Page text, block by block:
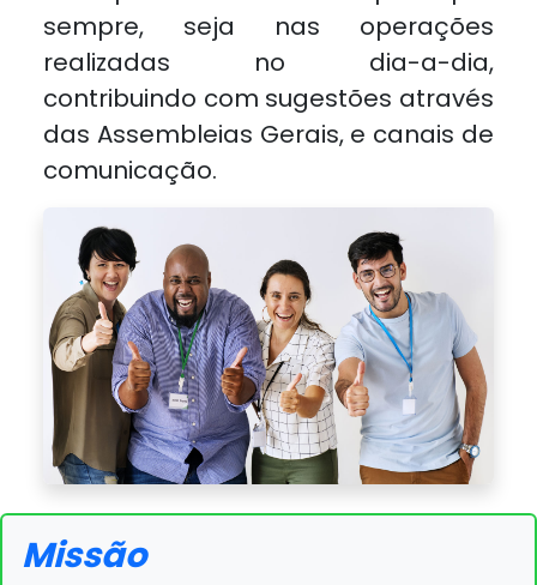
sempre, seja nas operações
realizadas no dia-a-dia,
contribuindo com sugestões através
das Assembleias Gerais, e canais de
comunicação.
Missão